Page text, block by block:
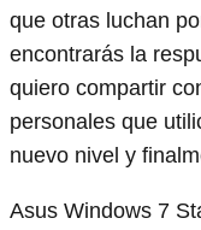
que otras luchan
encontrarás la
quiero compartir
personales que
nuevo nivel y
Asus Windows 7